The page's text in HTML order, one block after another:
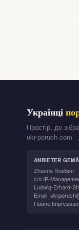
Українці
Простір, де
ukr-poruch.com ·
ANBIETER
Zhanna Roeben
c/o IP-
Ludwig-Erhard-
Email:
Повне